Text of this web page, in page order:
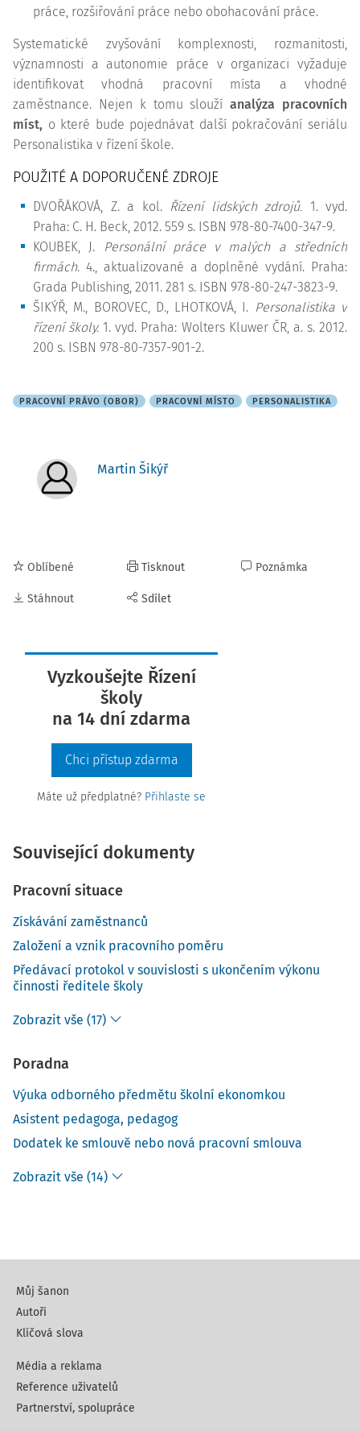
práce, rozšiřování práce nebo obohacování práce.
Systematické zvyšování komplexnosti, rozmanitosti,
významnosti a autonomie práce v organizaci vyžaduje
identifikovat vhodná pracovní místa a vhodné
zaměstnance. Nejen k tomu sloužíanalýza pracovních
míst, o které bude pojednávat další pokračování seriálu
Personalistika v řízení škole.
POUŽITÉ A DOPORUČENÉ ZDROJE
DVOŘÁKOVÁ, Z. a kol. Řízení lidských zdrojů. 1. vyd.
Praha: C. H. Beck, 2012. 559 s. ISBN 978-80-7400-347-9.
KOUBEK, J.
Personální práce v malých a středních
firmách. 4., aktualizované a doplněné vydání. Praha:
Grada Publishing, 2011. 281 s. ISBN 978-80-247-3823-9.
ŠIKÝŘ, M., BOROVEC, D., LHOTKOVÁ, I. Personalistika v
řízení školy. 1. vyd. Praha: Wolters Kluwer ČR, a. s. 2012.
200 s. ISBN 978-80-7357-901-2.
PRACOVNÍ PRÁVO (OBOR) PRACOVNÍ MÍSTO PERSONALISTIKA
Martin Šikýř
Oblíbené
Stáhnout
Tisknout
Sdílet
Poznámka
Vyzkoušejte Řízení
školy
na 14 dní zdarma
Chci přístup zdarma
Máte už předplatné? Přihlaste se
Související dokumenty
Pracovní situace
Získávání zaměstnanců
Založení a vznik pracovního poměru
Předávací protokol v souvislosti s ukončením výkonu
činnosti ředitele školy
Zobrazit vše (17)
Poradna
Výuka odborného předmětu školní ekonomkou
Asistent pedagoga, pedagog
Dodatek ke smlouvě nebo nová pracovní smlouva
Zobrazit vše (14)
Můj šanon
Autoři
Klíčová slova
Média a reklama
Reference uživatelů
Partnerství, spolupráce